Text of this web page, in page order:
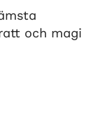
och magi